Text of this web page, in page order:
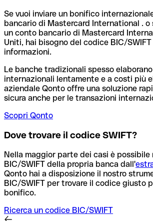
Se vuoi inviare un bonifico
bancario di Mastercard International .
un conto bancario di Mastercard
Uniti, hai bisogno del codice BIC/
informazioni.
Le banche tradizionali spesso
internazionali lentamente e a costi più
aziendale Qonto offre una soluzione
sicura anche per le transazioni
Scopri Qonto
Dove trovare il codice SWIFT?
Nella maggior parte dei casi è possibile
BIC/SWIFT della propria banca dall'
Qonto hai a disposizione il nostro
BIC/SWIFT per trovare il codice giusto
bonifico.
Ricerca un codice BIC/SWIFT